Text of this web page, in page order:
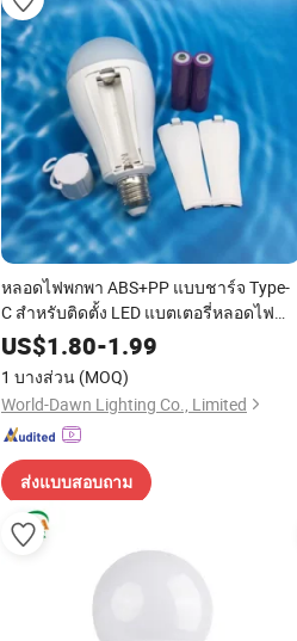
หลอดไฟพกพา ABS+PP แบบชาร์จ Type-
C สำหรับติดตั้ง LED แบตเตอรี่หลอดไฟ
ฉุกเฉิน AC85V-265V 15W E27b22
US$1.80-1.99
1 บางส่วน (MOQ)
World-Dawn Lighting Co., Limited
ส่งแบบสอบถาม